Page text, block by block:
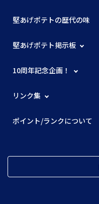
堅あげポテトの歴代の味
堅あげポテト掲示板
10周年記念企画！
リンク集
ポイント/ランクについて